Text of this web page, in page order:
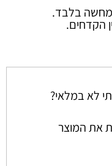
בלבד.
הקדחים.
לא במלאי?
את המוצר